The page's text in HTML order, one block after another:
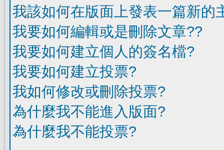
我該如何在版面上發表一篇新的
我要如何編輯或是刪除文章??
我要如何建立個人的簽名檔?
我要如何建立投票?
我如何修改或刪除投票?
為什麼我不能進入版面?
為什麼我不能投票?